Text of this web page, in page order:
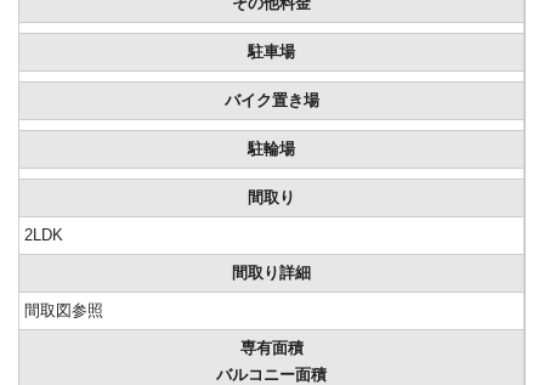
駐車場
バイク置き場
駐輪場
間取り
2LDK
間取り詳細
間取図参照
専有面積
バルコニー面積